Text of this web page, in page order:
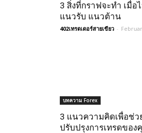
3 สิ่งที่กราฟจะทำ เมื่อ
แนวรับ แนวต้าน
402เทรดเดอร์สายเขียว -
บทความ Forex
3 แนวความคิดเพื่อช่ว
ปรับปรุงการเทรดของ